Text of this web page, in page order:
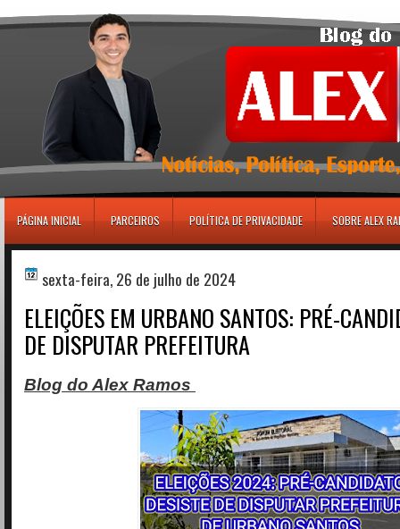
PÁGINA INICIAL PARCEIROS POLÍTICA DE PRIVACIDADE SOBRE ALEX
sexta-feira, 26 de julho de 2024
ELEIÇÕES EM URBANO SANTOS: PRÉ-
DE DISPUTAR PREFEITURA
Blog do Alex Ramos